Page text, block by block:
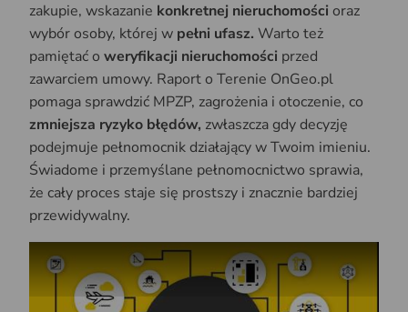
zakupie, wskazanie konkretnej nieruchomości oraz
wybór osoby, której w pełni ufasz. Warto też
pamiętać o weryfikacji nieruchomości przed
zawarciem umowy. Raport o Terenie OnGeo.pl
pomaga sprawdzić MPZP, zagrożenia i otoczenie, co
zmniejsza ryzyko błędów, zwłaszcza gdy decyzję
podejmuje pełnomocnik działający w Twoim imieniu.
Świadome i przemyślane pełnomocnictwo sprawia,
że cały proces staje się prostszy i znacznie bardziej
przewidywalny.